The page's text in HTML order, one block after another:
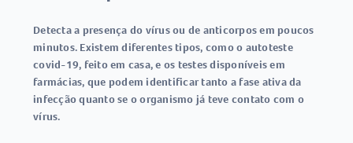
Detecta a presença do vírus ou de anticorpos em poucos
minutos. Existem diferentes tipos, como o autoteste
covid-19, feito em casa, e os testes disponíveis em
farmácias, que podem identificar tanto a fase ativa da
infecção quanto se o organismo já teve contato com o
vírus.